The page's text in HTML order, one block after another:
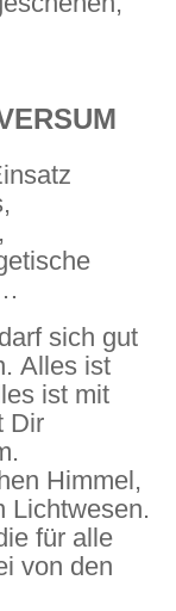
sich gut
Alles ist
ist mit
Dir
Himmel,
Lichtwesen.
für alle
von den